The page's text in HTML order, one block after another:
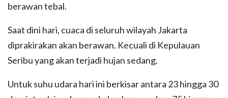
berawan tebal.
Saat dini hari, cuaca di seluruh wilayah Jakarta
diprakirakan akan berawan. Kecuali di Kepulauan
Seribu yang akan terjadi hujan sedang.
Untuk suhu udara hari ini berkisar antara 23 hingga 30